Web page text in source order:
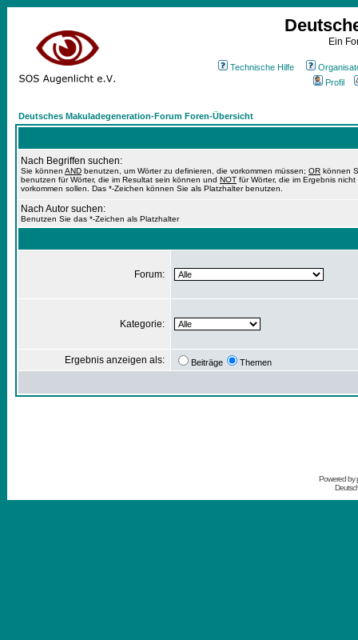
Ein
Technische Hilfe
Profil
Deutsches Makuladegeneration-Forum Foren-Übersicht
Nach Begriffen suchen:
Sie können AND benutzen, um Wörter zu definieren, die vorkommen müssen; OR können
benutzen für Wörter, die im Resultat sein können und NOT für Wörter, die im Ergebnis nicht
vorkommen sollen. Das *-Zeichen können Sie als Platzhalter benutzen.
Nach Autor suchen:
Benutzen Sie das *-Zeichen als Platzhalter
Forum:
Kategorie:
Ergebnis anzeigen als: Beiträge Themen
Powered by